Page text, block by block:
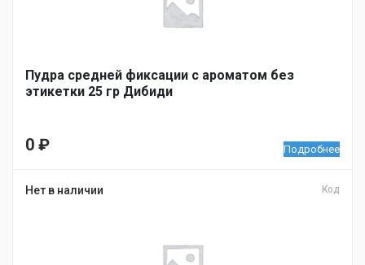
Пудра средней фиксации с ароматом без
этикетки 25 гр Дибиди
0 ₽ Подробнее
Нет в наличии Код